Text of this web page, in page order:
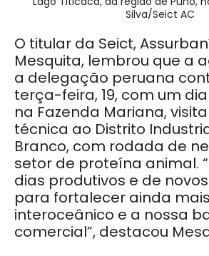
Silva/Seict AC
O titular da Seict,
Mesquita, lembrou que a
a delegação peruana
terça-feira, 19, com um
na Fazenda Mariana,
técnica ao Distrito
Branco, com rodada de
setor de proteína animal.
dias produtivos e de
para fortalecer ainda
interoceânico e a nossa
comercial”, destacou